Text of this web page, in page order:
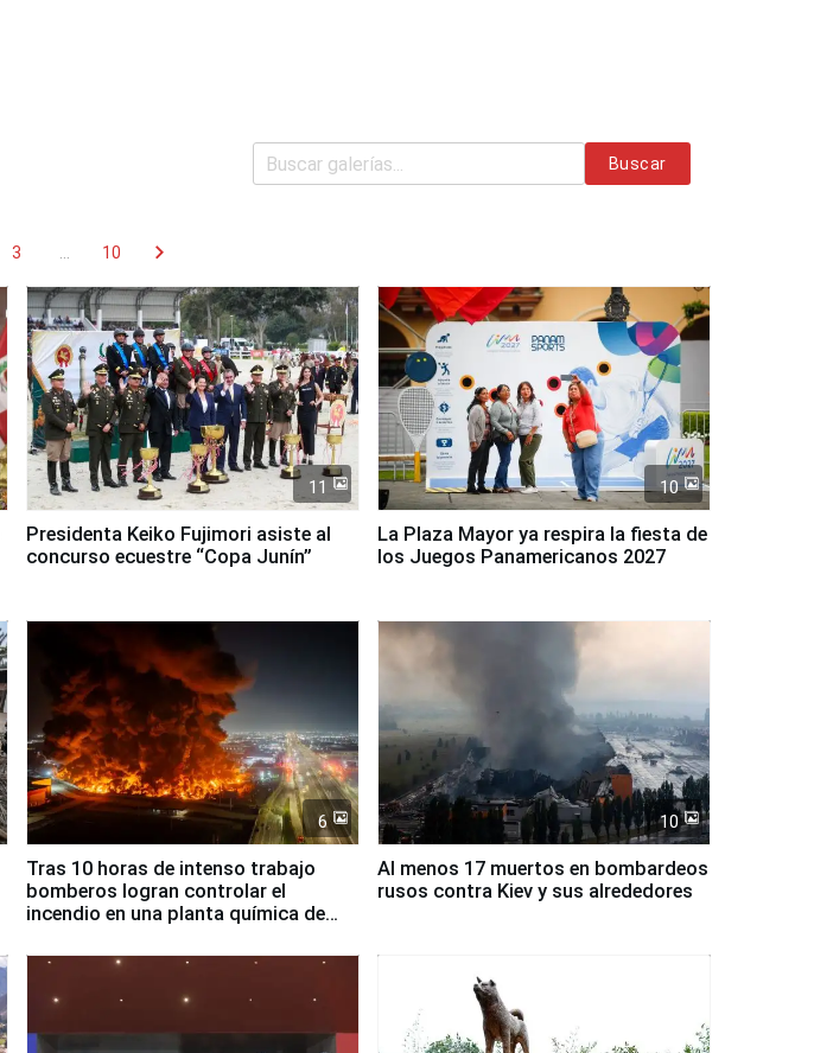
Buscar
3 ... 10 chevron_right
11
Presidenta Keiko Fujimori asiste al
concurso ecuestre “Copa Junín”
10
La Plaza Mayor ya respira la fiesta de
los Juegos Panamericanos 2027
6
Tras 10 horas de intenso trabajo
bomberos logran controlar el
incendio en una planta química de
10
Al menos 17 muertos en bombardeos
rusos contra Kiev y sus alrededores